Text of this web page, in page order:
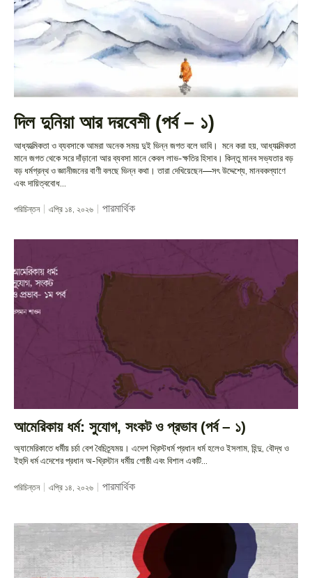
দিল দুনিয়া আর দরবেশী (পর্ব – ১)
আধ্যাত্মিকতা ও ব্যবসাকে আমরা অনেক সময় দুই ভিন্ন জগত বলে ভাবি। মনে করা হয়, আধ্যাত্মিকতা
মানে জগত থেকে সরে দাঁড়ানো আর ব্যবসা মানে কেবল লাভ-ক্ষতির হিসাব। কিন্তু মানব সভ্যতার বড়
বড় ধর্মগ্রন্থ ও জ্ঞানীজনের বাণী বলছে ভিন্ন কথা। তারা দেখিয়েছেন—সৎ উদ্দেশ্যে, মানবকল্যাণে
এবং দায়িত্ববোধ...
পরিচিন্তন এপ্রি ১৪, ২০২৬ পারমার্থিক
আমেরিকায় ধর্ম: সুযোগ, সংকট ও প্রভাব (পর্ব – ১)
অ্যামেরিকাতে ধর্মীয় চর্চা বেশ বৈচিত্র্যময়। এদেশ খ্রিস্টধর্ম প্রধান ধর্ম হলেও ইসলাম, হিন্দু, বৌদ্ধ ও
ইহুদি ধর্ম এদেশের প্রধান অ-খ্রিস্টান ধর্মীয় গোষ্ঠী এবং বিশাল একটি...
পরিচিন্তন এপ্রি ১৪, ২০২৬ পারমার্থিক